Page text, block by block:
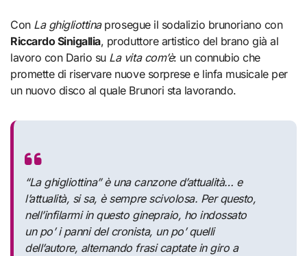
Con La ghigliottinaprosegue il sodalizio brunoriano con
Riccardo Sinigallia, produttore artistico del brano già al
lavoro con Dario su La vita com’è: un connubio che
promette di riservare nuove sorprese e linfa musicale per
un nuovo disco al quale Brunori sta lavorando.
“La ghigliottina” è una canzone d’attualità… e
l’attualità, si sa, è sempre scivolosa. Per questo,
nell’infilarmi in questo ginepraio, ho indossato
un po’ i panni del cronista, un po’ quelli
dell’autore, alternando frasi captate in giro a